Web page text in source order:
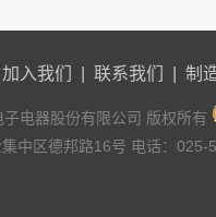
加入我们 联系我们 制
电器股份有限公司 版权所有
中区德邦路16号 电话：025-